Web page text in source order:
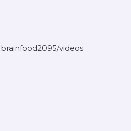
videos